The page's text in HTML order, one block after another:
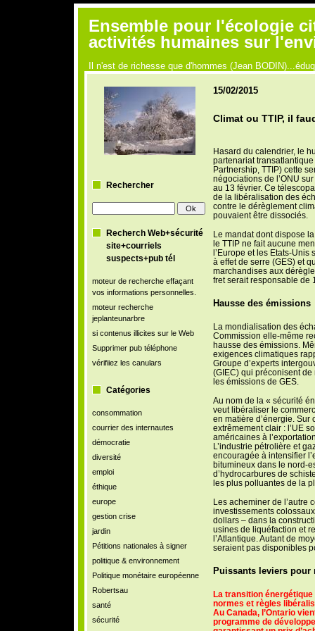
Ensemble pour l'écologie
activités humaines sur
Il n'est de richesse que d'hommes (Jean
Rechercher
Recherch Web+sécurité
site+courriels
suspects+pub tél
moteur de recherche effaçant
vos informations personnelles.
moteur recherche
jeplanteunarbre
si contenus illicites sur le Web
Supprimer pub téléphone
vérifiiez les canulars
Catégories
consommation
courrier des internautes
démocratie
diversité
emploi
éthique
europe
gestion crise
jardin
Pétitions nationales à signer
politique & environnement
Politique monétaire européenne
Robertsau
santé
sécurité
15/02/2015
Climat ou TTIP, il
Hasard du calendrier, le
partenariat
Partnership, TTIP) cette
négociations de l’ONU
au 13 février. Ce
de la libéralisation des
contre le dérèglement
pouvaient être dissociés.
Le mandat dont dispose
le TTIP ne fait aucune
l’Europe et les Etats-Unis
à effet de serre (GES) et
marchandises aux
fret serait responsable de
Hausse des émissions
La mondialisation des
Commission elle-même
hausse des émissions.
exigences climatiques
Groupe d’experts
(GIEC) qui préconisent
les émissions de GES.
Au nom de la « sécurité
veut libéraliser le
en matière d’énergie. Sur
extrêmement clair : l’UE
américaines à
L’industrie pétrolière et
encouragée à intensifier
bitumineux dans le nord-
d’hydrocarbures de
les plus polluantes de la
Les acheminer de l’autre
investissements
dollars – dans la
usines de liquéfaction et
l’Atlantique. Autant de
seraient pas disponibles
Puissants leviers
La transition
normes et règles
Au Canada, l’Ontario
programme de